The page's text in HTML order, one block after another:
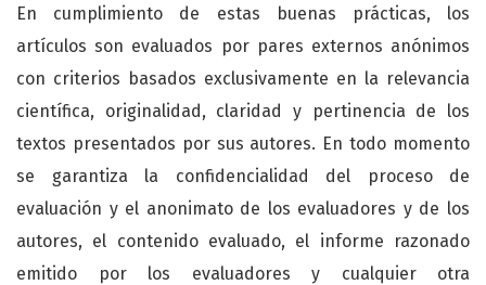
En cumplimiento de estas buenas prácticas, los
artículos son evaluados por pares externos anónimos
con criterios basados exclusivamente en la relevancia
científica, originalidad, claridad y pertinencia de los
textos presentados por sus autores. En todo momento
se garantiza la confidencialidad del proceso de
evaluación y el anonimato de los evaluadores y de los
autores, el contenido evaluado, el informe razonado
emitido por los evaluadores y cualquier otra